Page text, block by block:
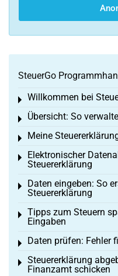
SteuerGo
Willkommen bei
Toggle menu
Übersicht: So
Toggle menu
Meine
Toggle menu
Elektronischer
Steuererklärung
Toggle menu
Daten eingeben: So
Steuererklärung
Toggle menu
Tipps zum Steuern
Eingaben
Toggle menu
Daten prüfen: Fehler
Toggle menu
Steuererklärung
Finanzamt schicken
Toggle menu